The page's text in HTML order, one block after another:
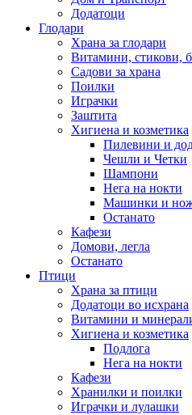
Додатоци
Глодари
Храна за глодари
Витамини, стикови,
Садови за храна
Поилки
Играчки
Заштита
Хигиена и козметика
Пилевини и
Чешли и Четки
Шампони
Нега на нокти
Машинки и
Останато
Кафези
Домови, легла
Останато
Птици
Храна за птици
Додатоци во исхрана
Витамини и
Хигиена и козметика
Подлога
Нега на нокти
Кафези
Хранилки и поилки
Играчки и лулашки